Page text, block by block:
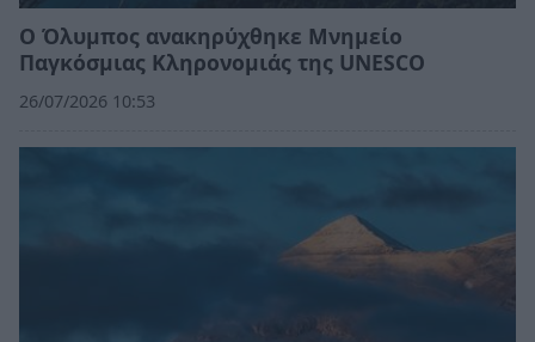
Ο Όλυμπος ανακηρύχθηκε Μνημείο
Παγκόσμιας Κληρονομιάς της UNESCO
26/07/2026 10:53